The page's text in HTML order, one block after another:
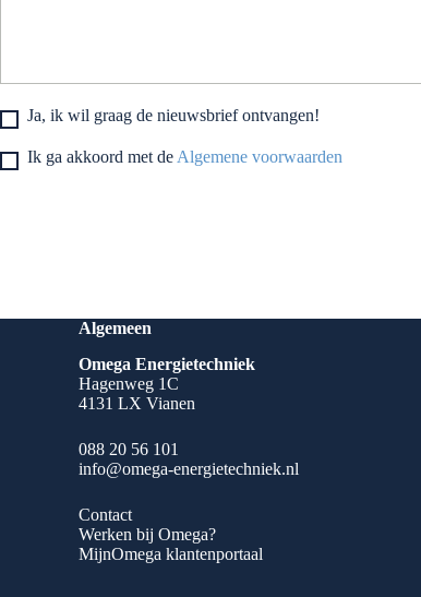
Ja, ik wil graag de nieuwsbrief ontvangen!
Ik ga akkoord met de Algemene voorwaarden
Algemeen
Omega Energietechniek
Hagenweg 1C
4131 LX Vianen
088 20 56 101
info@omega-energietechniek.nl
Contact
Werken bij Omega?
MijnOmega klantenportaal